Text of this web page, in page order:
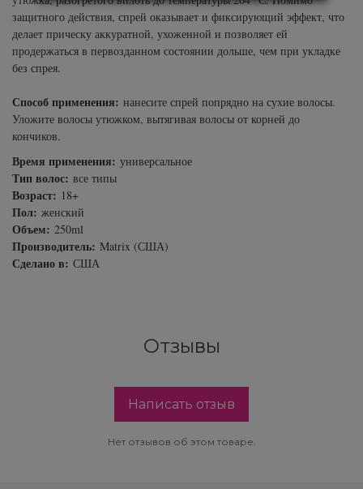
защитного действия, спрей оказывает и фиксирующий эффект, что
делает прическу аккуратной, ухоженной и позволяет ей
продержаться в первозданном состоянии дольше, чем при укладке
без спрея.
Способ применения: нанесите спрей попрядно на сухие волосы.
Уложите волосы утюжком, вытягивая волосы от корней до
кончиков.
Время применения: универсальное
Тип волос: все типы
Возраст: 18+
Пол: женский
Объем: 250ml
Производитель: Matrix (США)
Сделано в: США
Отзывы
Написать отзыв
Нет отзывов об этом товаре.
Subtil Design Lab - Серия для
максимального сохранения цвета волос
Subtil Global Lift - Глубокое восстановление
Subtil Man XY - Серия для мужчин: для
ухода и укладки
Subtil Retouch Lab - защита цвета волос
Осветляющие средства и окислители
Laboratoire Ducastel Subtil Blond
Subtil Beautist - чистое решение для
You Look Glamour
You Look Professional